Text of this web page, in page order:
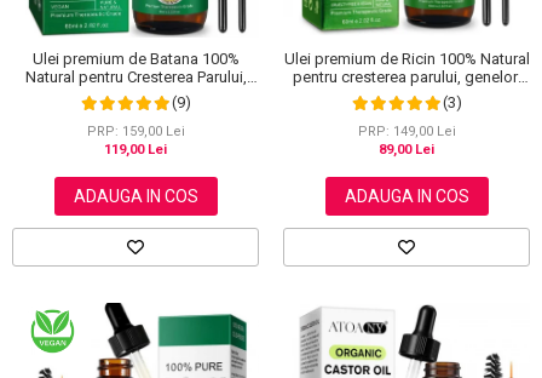
Ulei premium de Batana 100%
Natural pentru Cresterea Parului,
Tratarea scalpului, Ingrijirea Tenului,
Genelor si Sprancenelor, Aliver 60
ml
(9)
PRP: 159,00 Lei
119,00 Lei
ADAUGA IN COS
Ulei premium de Ricin 100% Natural
pentru cresterea parului, genelor,
sprancenelor si unghiilor, Aliver 60
ml
(3)
PRP: 149,00 Lei
89,00 Lei
ADAUGA IN COS